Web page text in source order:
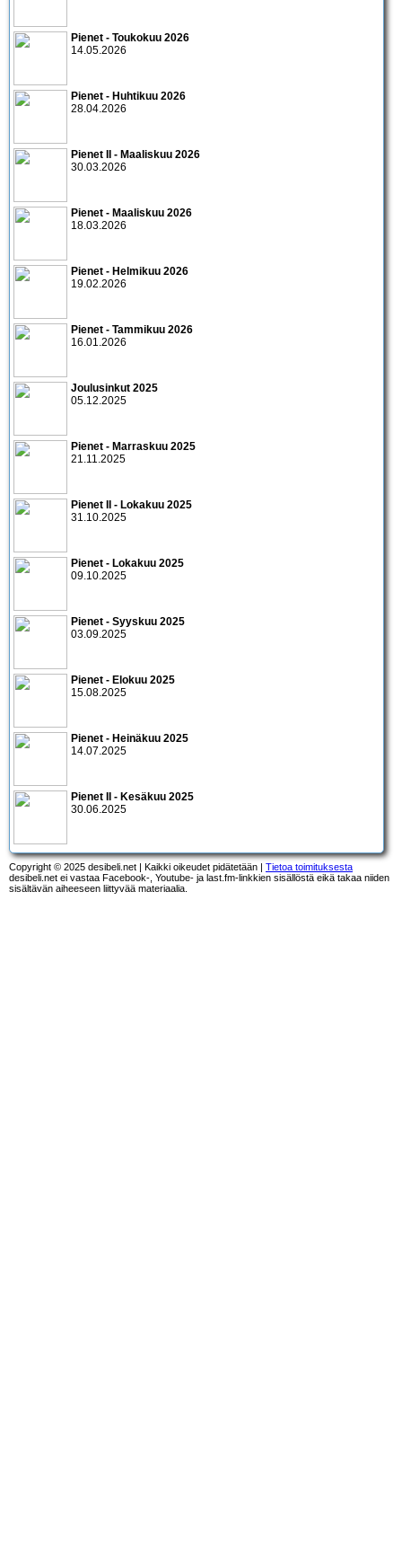
Pienet - Toukokuu 2026
14.05.2026
Pienet - Huhtikuu 2026
28.04.2026
Pienet II - Maaliskuu 2026
30.03.2026
Pienet - Maaliskuu 2026
18.03.2026
Pienet - Helmikuu 2026
19.02.2026
Pienet - Tammikuu 2026
16.01.2026
Joulusinkut 2025
05.12.2025
Pienet - Marraskuu 2025
21.11.2025
Pienet II - Lokakuu 2025
31.10.2025
Pienet - Lokakuu 2025
09.10.2025
Pienet - Syyskuu 2025
03.09.2025
Pienet - Elokuu 2025
15.08.2025
Pienet - Heinäkuu 2025
14.07.2025
Pienet II - Kesäkuu 2025
30.06.2025
Copyright © 2025 desibeli.net | Kaikki oikeudet pidätetään | Tietoa toimituksesta
desibeli.net ei vastaa Facebook-, Youtube- ja last.fm-linkkien sisällöstä eikä takaa niiden
sisältävän aiheeseen liittyvää materiaalia.